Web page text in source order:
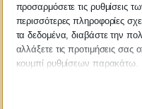
προσαρμόσετε τις ρυθμίσεις
περισσότερες πληροφορίες
τα δεδομένα, διαβάστε την
αλλάξετε τις προτιμήσεις σας
κουμπί ρυθμίσεων παρακάτω.